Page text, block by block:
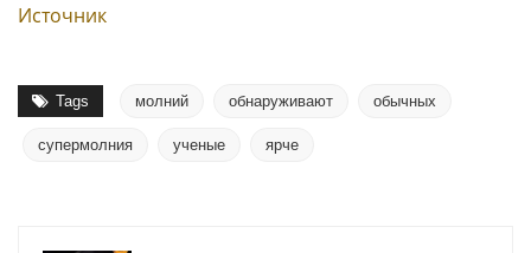
Источник
Tags молний обнаруживают обычных
супермолния ученые ярче